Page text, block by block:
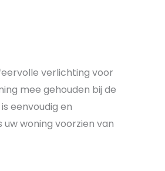
verlichting voor
mee gehouden bij de
eenvoudig en
woning voorzien van